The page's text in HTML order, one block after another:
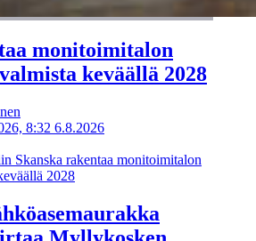
monitoimitalon
keväällä 2028
8:32 6.8.2026
Skanska rakentaa monitoimitalon
2028